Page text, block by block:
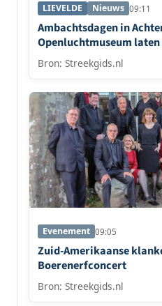
LIEVELDE Nieuws 09:11
Ambachtsdagen in
Openluchtmuseum
Bron: Streekgids.nl
Evenement 09:05
Zuid-Amerikaanse
Boerenerfconcert
Bron: Streekgids.nl